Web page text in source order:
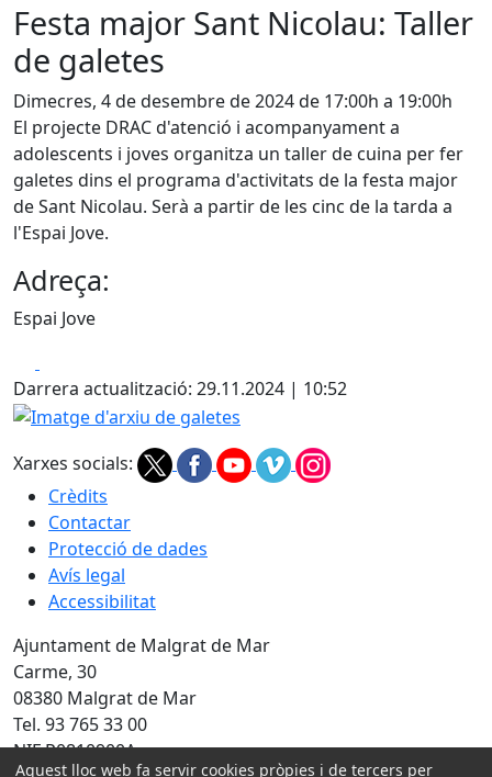
Festa major Sant Nicolau: Taller
de galetes
Dimecres, 4 de desembre de 2024 de 17:00h a 19:00h
El projecte DRAC d'atenció i acompanyament a
adolescents i joves organitza un taller de cuina per fer
galetes dins el programa d'activitats de la festa major
de Sant Nicolau. Serà a partir de les cinc de la tarda a
l'Espai Jove.
Adreça:
Espai Jove
Darrera actualització: 29.11.2024 | 10:52
Imatge d'arxiu de galetes
Xarxes socials:
Crèdits
Contactar
Protecció de dades
Avís legal
Accessibilitat
Ajuntament de Malgrat de Mar
Carme, 30
08380 Malgrat de Mar
Tel. 93 765 33 00
NIF P0810900A
Aquest lloc web fa servir cookies pròpies i de tercers per